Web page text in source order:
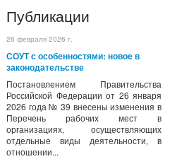
Публикации
26 февраля 2026 г.
СОУТ с особенностями: новое в
законодательстве
Постановлением Правительства
Российской Федерации от 26 января
2026 года № 39 внесены изменения в
Перечень рабочих мест в
организациях, осуществляющих
отдельные виды деятельности, в
отношении...